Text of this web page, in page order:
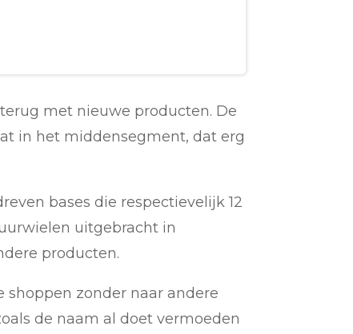
met nieuwe producten. De
in het middensegment, dat erg
bases die respectievelijk 12
uitgebracht in
producten.
zonder naar andere
de naam al doet vermoeden